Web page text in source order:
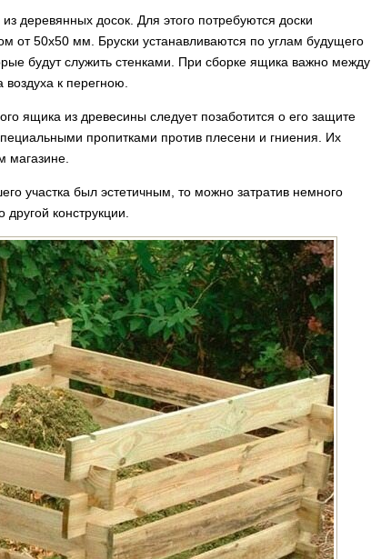
деревянных досок. Для этого потребуются доски
от 50х50 мм. Бруски устанавливаются по углам будущего
будут служить стенками. При сборке ящика важно между
к перегною.
ящика из древесины следует позаботится о его защите
пропитками против плесени и гниения. Их
магазине.
участка был эстетичным, то можно затратив немного
конструкции.